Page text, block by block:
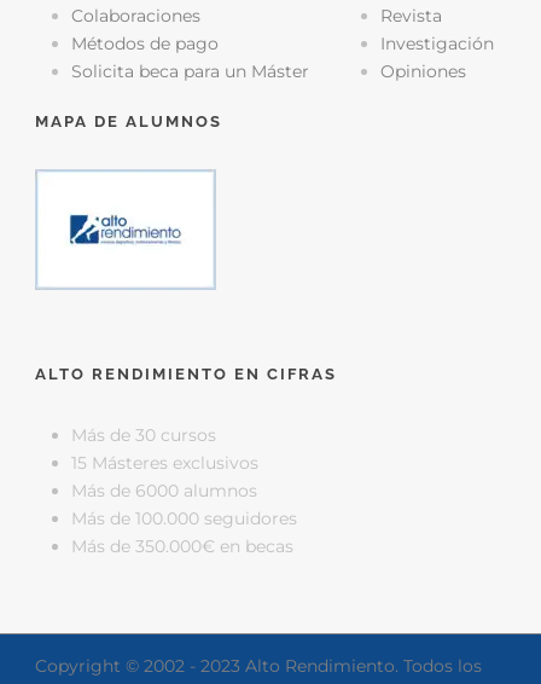
Colaboraciones
Métodos de pago
Solicita beca para un Máster
Revista
Investigación
Opiniones
MAPA DE ALUMNOS
ALTO RENDIMIENTO EN CIFRAS
Más de 30 cursos
15 Másteres exclusivos
Más de 6000 alumnos
Más de 100.000 seguidores
Más de 350.000€ en becas
Copyright © 2002 - 2023 Alto Rendimiento. Todos los